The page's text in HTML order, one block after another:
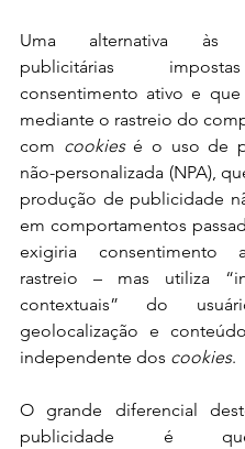
Uma alternativa às
publicitárias
consentimento ativo e
mediante o rastreio do
com cookies é o uso de
não-personalizada (NPA),
produção de publicidade
em comportamentos
exigiria consentimento
rastreio – mas utiliza
contextuais” do
geolocalização e
independente dos cookies.
O grande diferencial
publicidade é